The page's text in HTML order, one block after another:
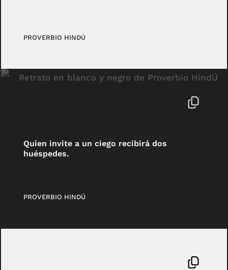
PROVERBIO HINDÚ
Quien invite a un ciego recibirá dos
huéspedes.
PROVERBIO HINDÚ